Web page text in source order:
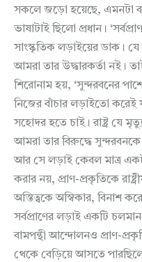
সকলে জড়ো হয়েছে, এমনটা
ভাষাটাই ছিলো প্রধান।
সাংস্কৃতিক লড়াইয়ের ডাক।
আমরা তার উদ্ধারকর্তা নই।
শিরোনাম হয়, ‘সুন্দরবনের
নিজের বাঁচার লড়াইতো করেই
সহোদর হতে চাই। রাষ্ট্র যে
আমরা তার বিরুদ্ধে সুন্দরবনকে
আর সে লড়াই কেবল মাত্র
করার নয়, প্রাণ-প্রকৃতিকে
অস্তিত্বকে অস্বিকার, বিনাশ
সর্বপ্রাণের লড়াই একটি
বামপন্থী আন্দোলনও প্রাণ-
থেকে বেড়িয়ে আসতে